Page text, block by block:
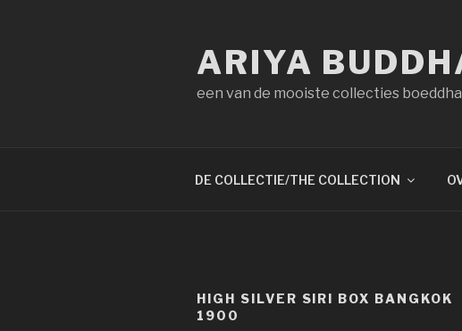
ARIYA
een van de mooiste collecties
DE COLLECTIE/THE COLLECTION
HIGH SILVER SIRI BOX BANGKOK
1900